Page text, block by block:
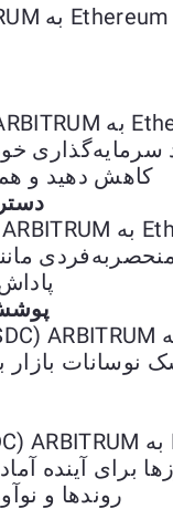
کاهش دهید و
بازار
برای آینده
روندها و